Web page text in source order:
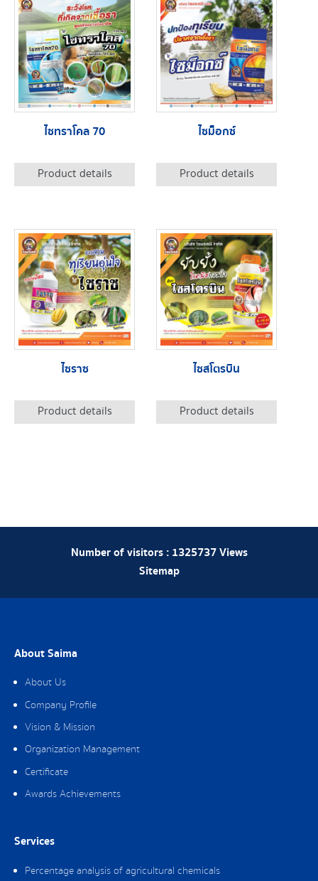
ไซทราโคล 70
Product details
ไซม็อกซ์
Product details
ไซราซ
Product details
ไซสโตรบิน
Product details
Number of visitors : 1325737Views
Sitemap
About Saima
About Us
Company Profile
Vision & Mission
Organization Management
Certificate
Awards Achievements
Services
Percentage analysis of agricultural chemicals